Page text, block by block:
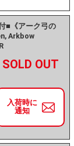
■《アーク弓の
Arkbow
－ +
入荷時に
通知